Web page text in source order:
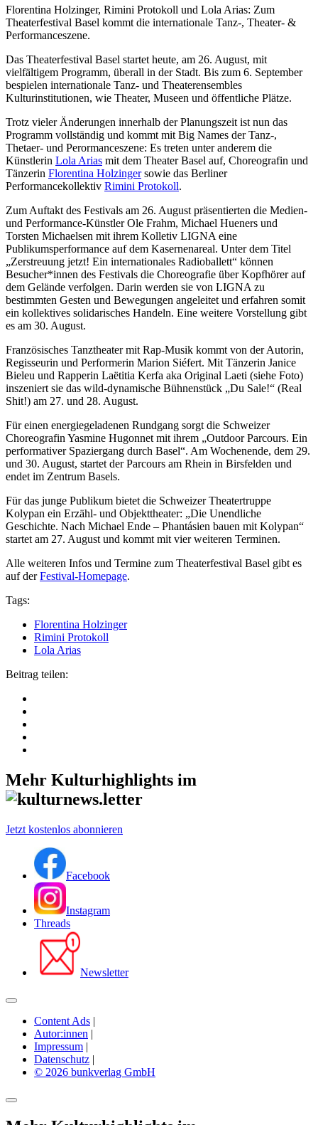
Florentina Holzinger, Rimini Protokoll und Lola Arias: Zum
Theaterfestival Basel kommt die internationale Tanz-, Theater- &
Performanceszene.
Das Theaterfestival Basel startet heute, am 26. August, mit
vielfältigem Programm, überall in der Stadt. Bis zum 6. September
bespielen internationale Tanz- und Theaterensembles
Kulturinstitutionen, wie Theater, Museen und öffentliche Plätze.
Trotz vieler Änderungen innerhalb der Planungszeit ist nun das
Programm vollständig und kommt mit Big Names der Tanz-,
Thetaer- und Perormanceszene: Es treten unter anderem die
Künstlerin Lola Arias mit dem Theater Basel auf, Choreografin und
Tänzerin Florentina Holzingersowie das Berliner
Performancekollektiv Rimini Protokoll.
Zum Auftakt des Festivals am 26. August präsentierten die Medien-
und Performance-Künstler Ole Frahm, Michael Hueners und
Torsten Michaelsen mit ihrem Kolletiv LIGNA eine
Publikumsperformance auf dem Kasernenareal. Unter dem Titel
„Zerstreuung jetzt! Ein internationales Radioballett“ können
Besucher*innen des Festivals die Choreografie über Kopfhörer auf
dem Gelände verfolgen. Darin werden sie von LIGNA zu
bestimmten Gesten und Bewegungen angeleitet und erfahren somit
ein kollektives solidarisches Handeln. Eine weitere Vorstellung gibt
es am 30. August.
Französisches Tanztheater mit Rap-Musik kommt von der Autorin,
Regisseurin und Performerin Marion Siéfert. Mit Tänzerin Janice
Bieleu und Rapperin Laëtitia Kerfa aka Original Laeti (siehe Foto)
inszeniert sie das wild-dynamische Bühnenstück „Du Sale!“ (Real
Shit!) am 27. und 28. August.
Für einen energiegeladenen Rundgang sorgt die Schweizer
Choreografin Yasmine Hugonnet mit ihrem „Outdoor Parcours. Ein
performativer Spaziergang durch Basel“. Am Wochenende, dem 29.
und 30. August, startet der Parcours am Rhein in Birsfelden und
endet im Zentrum Basels.
Für das junge Publikum bietet die Schweizer Theatertruppe
Kolypan ein Erzähl- und Objekttheater: „Die Unendliche
Geschichte. Nach Michael Ende – Phantásien bauen mit Kolypan“
startet am 27. August und kommt mit vier weiteren Terminen.
Alle weiteren Infos und Termine zum Theaterfestival Basel gibt es
auf derFestival-Homepage.
Tags:
Florentina Holzinger
Rimini Protokoll
Lola Arias
Beitrag teilen:
Mehr Kulturhighlights im
Jetzt kostenlos abonnieren
Facebook
Instagram
Threads
Newsletter
Content Ads |
Autor:innen |
Impressum |
Datenschutz |
© 2026 bunkverlag GmbH